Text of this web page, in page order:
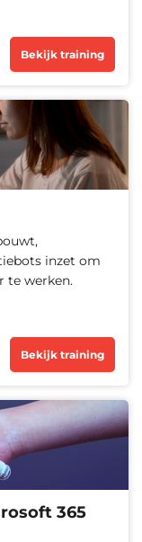
Bekijk training
inzet om
te werken.
Bekijk training
365